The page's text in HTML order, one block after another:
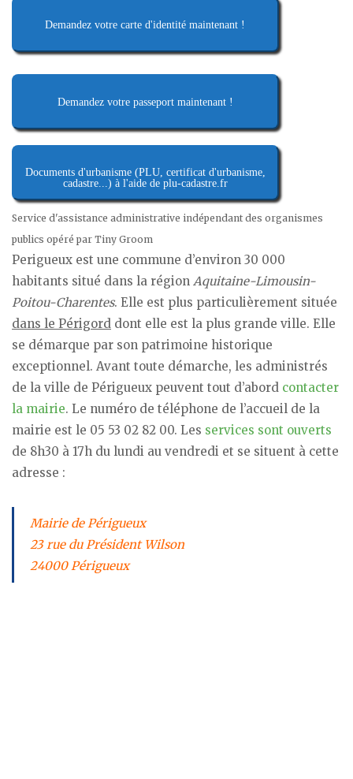
Demandez votre carte d'identité maintenant !
Demandez votre passeport maintenant !
Documents d'urbanisme (PLU, certificat d'urbanisme,
cadastre...) à l'aide de plu-cadastre.fr
Service d'assistance administrative indépendant des organismes
publics opéré par Tiny Groom
Perigueux est une commune d’environ 30 000
habitants situé dans la région Aquitaine-Limousin-
Poitou-Charentes. Elle est plus particulièrement située
dans le Périgord dont elle est la plus grande ville. Elle
se démarque par son patrimoine historique
exceptionnel. Avant toute démarche, les administrés
de la ville de Périgueux peuvent tout d’abord contacter
la mairie. Le numéro de téléphone de l’accueil de la
mairie est le 05 53 02 82 00. Les services sont ouverts
de 8h30 à 17h du lundi au vendredi et se situent à cette
adresse :
Mairie de Périgueux
23 rue du Président Wilson
24000 Périgueux